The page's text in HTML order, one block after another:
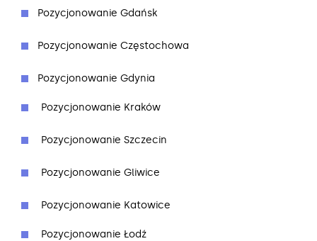
Pozycjonowanie Gdańsk
Pozycjonowanie Częstochowa
Pozycjonowanie Gdynia
Pozycjonowanie Kraków
Pozycjonowanie Szczecin
Pozycjonowanie Gliwice
Pozycjonowanie Katowice
Pozycjonowanie Łodź